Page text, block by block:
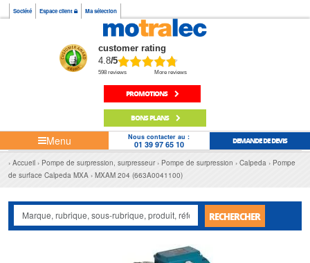
Société Espace client Ma sélection
customer rating
4.8/5
598 reviews More reviews
PROMOTIONS
BONS PLANS
Menu Nous contacter au :
01 39 97 65 10 DEMANDE DE DEVIS
Accueil Pompe de surpression, surpresseur Pompe de surpression Calpeda
Pompe
de surface Calpeda MXA
MXAM 204 (663A0041100)
RECHERCHER